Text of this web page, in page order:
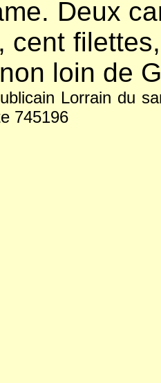
Deux
cent
loin de
Lorrain du
745196